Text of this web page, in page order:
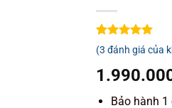
5trên 5
dựa trên
3
đánh giá
(3 đánh giá của
Bảo hành